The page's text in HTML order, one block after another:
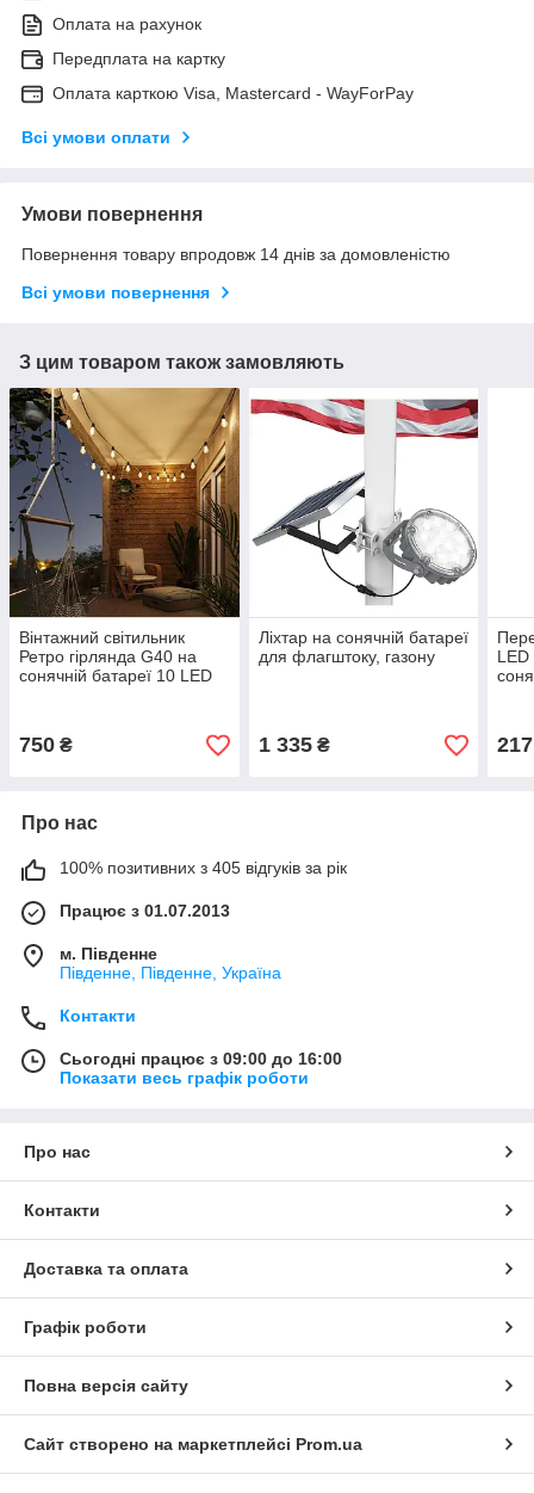
Оплата на рахунок
Передплата на картку
Оплата карткою Visa, Mastercard - WayForPay
Всі умови оплати
Умови повернення
Повернення товару впродовж 14 днів за домовленістю
Всі умови повернення
З цим товаром також замовляють
Вінтажний світильник
Ретро гірлянда G40 на
сонячній батареї 10 LED
750 ₴
Ліхтар на сонячній батареї
для флагштоку, газону
1 335₴ 217
Про нас
100% позитивних з 405 відгуків за рік
Працює з 01.07.2013
м. Південне
Південне, Південне, Україна
Контакти
Сьогодні працює з 09:00 до 16:00
Показати весь графік роботи
Про нас
Контакти
Доставка та оплата
Графік роботи
Повна версія сайту
Сайт створено на маркетплейсі Prom.ua